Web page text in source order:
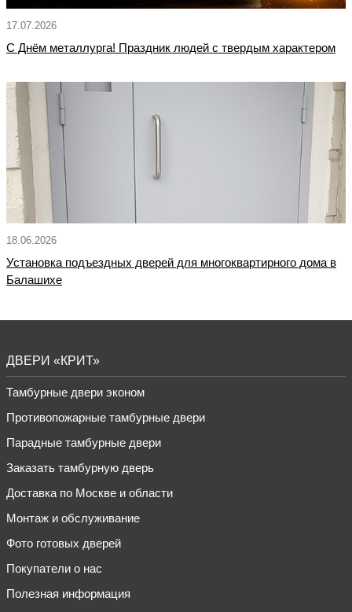
17.07.2026
С Днём металлурга! Праздник людей с твердым характером
18.06.2026
Установка подъездных дверей для многоквартирного дома в
Балашихе
ДВЕРИ «КРИТ»
Тамбурные двери эконом
Противопожарные тамбурные двери
Парадные тамбурные двери
Заказать тамбурную дверь
Доставка по Москве и области
Монтаж и обслуживание
Фото готовых дверей
Покупатели о нас
Полезная информация